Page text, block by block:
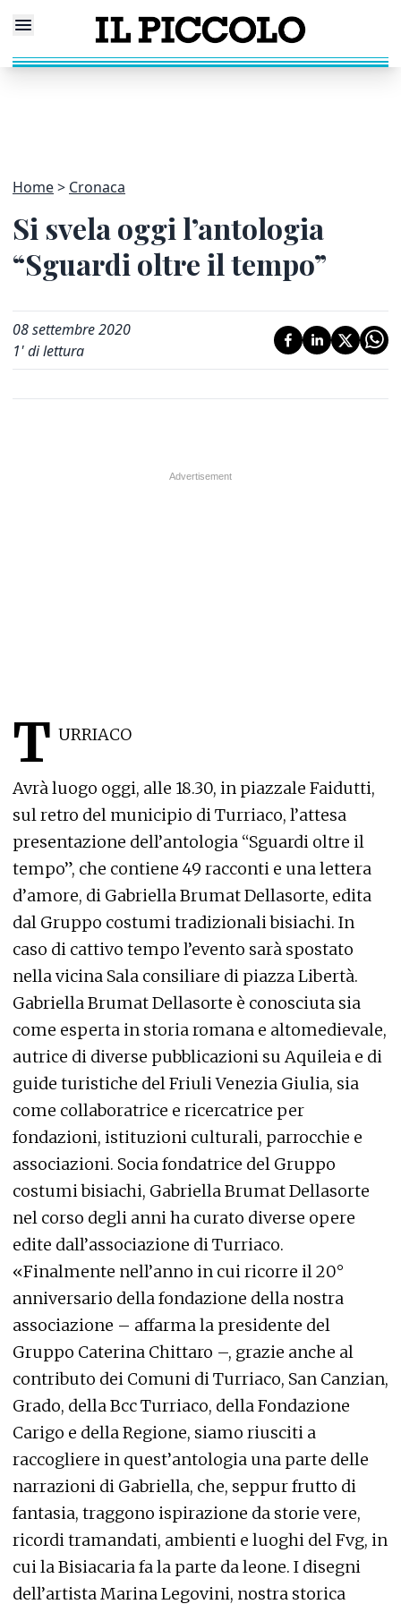
Home Cronaca
Si svela oggi l’antologia
“Sguardi oltre il tempo”
08 settembre 2020
1' di lettura
T URRIACO
Avrà luogo oggi, alle 18.30, in piazzale Faidutti,
sul retro del municipio di Turriaco, l’attesa
presentazione dell’antologia “Sguardi oltre il
tempo”, che contiene 49 racconti e una lettera
d’amore, di Gabriella Brumat Dellasorte, edita
dal Gruppo costumi tradizionali bisiachi. In
caso di cattivo tempo l’evento sarà spostato
nella vicina Sala consiliare di piazza Libertà.
Gabriella Brumat Dellasorte è conosciuta sia
come esperta in storia romana e altomedievale,
autrice di diverse pubblicazioni su Aquileia e di
guide turistiche del Friuli Venezia Giulia, sia
come collaboratrice e ricercatrice per
fondazioni, istituzioni culturali, parrocchie e
associazioni. Socia fondatrice del Gruppo
costumi bisiachi, Gabriella Brumat Dellasorte
nel corso degli anni ha curato diverse opere
edite dall’associazione di Turriaco.
«Finalmente nell’anno in cui ricorre il 20°
anniversario della fondazione della nostra
associazione – affarma la presidente del
Gruppo Caterina Chittaro –, grazie anche al
contributo dei Comuni di Turriaco, San Canzian,
Grado, della Bcc Turriaco, della Fondazione
Carigo e della Regione, siamo riusciti a
raccogliere in quest’antologia una parte delle
narrazioni di Gabriella, che, seppur frutto di
fantasia, traggono ispirazione da storie vere,
ricordi tramandati, ambienti e luoghi del Fvg, in
cui la Bisiacaria fa la parte da leone. I disegni
dell’artista Marina Legovini, nostra storica